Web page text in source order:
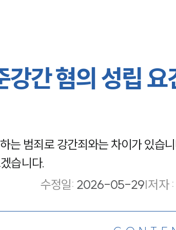
간 혐의 성립 요
는 범죄로 강간죄와는 차이가 있습
습니다.
수정일: 2026-05-29|저자 :